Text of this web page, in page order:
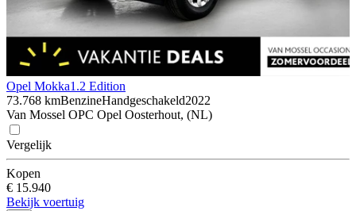
Opel Mokka1.2 Edition
73.768 kmBenzineHandgeschakeld2022
Van Mossel OPC Opel Oosterhout, (NL)
Vergelijk
Kopen
€ 15.940
Bekijk voertuig